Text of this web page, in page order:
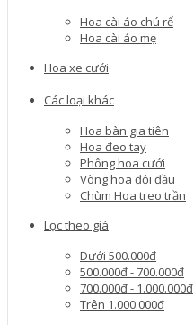
Hoa cài áo chú rể
Hoa cài áo mẹ
Hoa xe cưới
Các loại khác
Hoa bàn gia tiên
Hoa đeo tay
Phông hoa cưới
Vòng hoa đội đầu
Chùm Hoa treo trần
Lọc theo giá
Dưới 500.000đ
500.000đ - 700.000đ
700.000đ - 1.000.000đ
Trên 1.000.000đ